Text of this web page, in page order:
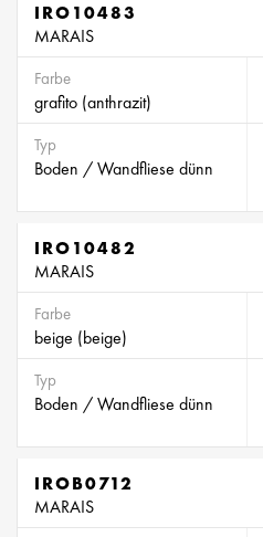
IRO10483
MARAIS
Farbe
grafito (anthrazit)
Typ
Boden / Wandfliese dünn
IRO10482
MARAIS
Farbe
beige (beige)
Typ
Boden / Wandfliese dünn
IROB0712
MARAIS